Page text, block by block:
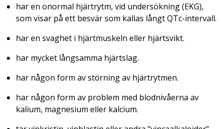
har en onormal hjärtrytm, vid undersökning (EKG),
som visar på ett besvär som kallas långt QTc-intervall.
har en svaghet i hjärtmuskeln eller hjärtsvikt.
har mycket långsamma hjärtslag.
har någon form av störning av hjärtrytmen.
har någon form av problem med blodnivåerna av
kalium, magnesium eller kalcium.